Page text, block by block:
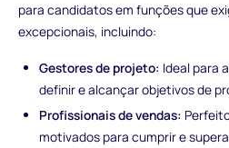
para candidatos em funções que
excepcionais, incluindo:
Gestores de projeto: Ideal para
definir e alcançar objetivos de
Profissionais de vendas:
motivados para cumprir e